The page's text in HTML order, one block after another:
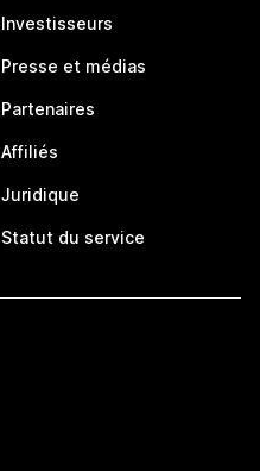
Investisseurs
Presse et médias
Partenaires
Affiliés
Juridique
Statut du service